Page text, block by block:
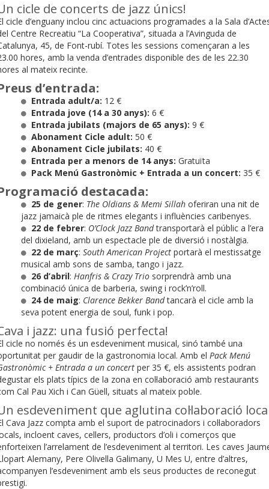
cicle de concerts de jazz únics!
cicle d’enguany inclou cinc actuacions programades a la Sala
Centre Recreatiu “La Cooperativa”, situada a l’Avinguda de
45, de Font-rubí. Totes les sessions començaran a les
hores, amb la venda d’entrades disponible des de les 22.30
al mateix recinte.
d’entrada:
Entrada adult/a: 12 €
Entrada jove (14 a 30 anys): 6 €
Entrada jubilats (majors de 65 anys): 9 €
Abonament Cicle adult: 50 €
Abonament Cicle jubilats: 40 €
Entrada per a menors de 14 anys: Gratuïta
Pack Menú Gastronòmic + Entrada a un concert: 35 €
destacada:
25 de gener: The Oldians & Memi Sillah oferiran una nit de
jazz jamaicà ple de ritmes elegants i influències caribenyes.
22 de febrer: O’Clock Jazz Bandtransportarà el públic a l’era
del dixieland, amb un espectacle ple de diversió i nostàlgia.
22 de març: South American Project portarà el mestissatge
musical amb sons de samba, tango i jazz.
26 d’abril: Hanfris & Crazy Trio sorprendrà amb una
combinació única de barberia, swing i rock’n’roll.
24 de maig: Clarence Bekker Bandtancarà el cicle amb la
seva potent energia de soul, funk i pop.
i jazz: una fusió perfecta!
cicle no només és un esdeveniment musical, sinó també una
per gaudir de la gastronomia local. Amb el Pack Menú
+ Entrada a un concert per 35 €, els assistents podran
els plats típics de la zona en col·laboració amb restaurants
Cal Pau Xich i Can Güell, situats al mateix poble.
esdeveniment que aglutina col·laboració
Cava Jazz compta amb el suport de patrocinadors i col·laboradors
incloent caves, cellers, productors d’oli i comerços que
l’arrelament de l’esdeveniment al territori. Les caves
Alemany, Pere Olivella Galimany, U Mes U, entre d’altres,
l’esdeveniment amb els seus productes de reconegut